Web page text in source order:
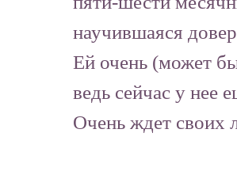
научившаяся
Ей очень (может
ведь сейчас у нее
Очень ждет своих